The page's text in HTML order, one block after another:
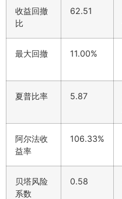
收益回撤
比
62.51
最大回撤 11.00%
夏普比率 5.87
阿尔法收
益率
106.33%
贝塔风险
系数
0.58